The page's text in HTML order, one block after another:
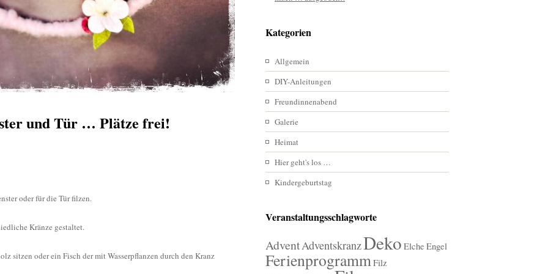
und Tür … Plätze frei!
oder für die Tür filzen.
Kränze gestaltet.
sitzen oder ein Fisch der mit Wasserpflanzen durch den Kranz
Kategorien
Allgemein
DIY-Anleitungen
Freundinnenabend
Galerie
Heimat
Hier geht's los …
Kindergeburtstag
Veranstaltungsschlagworte
AdventAdventskranzDeko Elche Engel
FerienprogrammFilz